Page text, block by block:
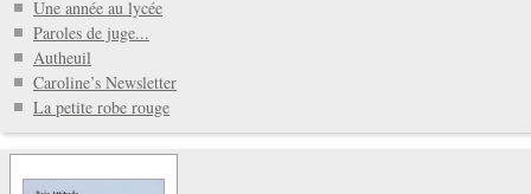
Une année au lycée
Paroles de juge...
Autheuil
Caroline’s Newsletter
La petite robe rouge